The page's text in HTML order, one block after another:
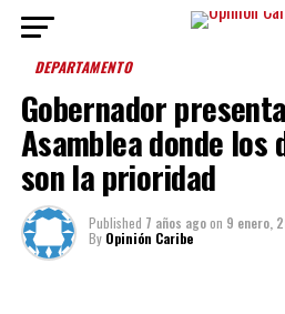
DEPARTAMENTO
Gobernador
Asamblea donde los
son la prioridad
Published 7 años agoon 9 enero,
By Opinión Caribe